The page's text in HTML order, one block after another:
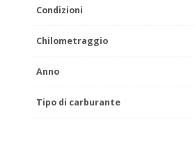
Condizioni
Chilometraggio
Anno
Tipo di carburante